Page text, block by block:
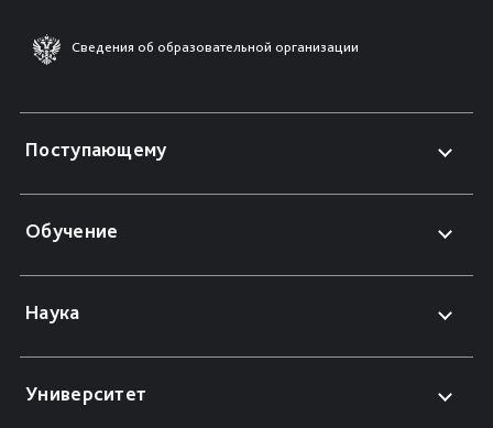
Сведения об образовательной организации
Поступающему
Обучение
Наука
Университет